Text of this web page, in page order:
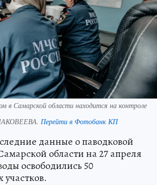
в Самарской области находится на контроле
Перейти в Фотобанк КП
данные о паводковой
области на 27 апреля
освободились 50